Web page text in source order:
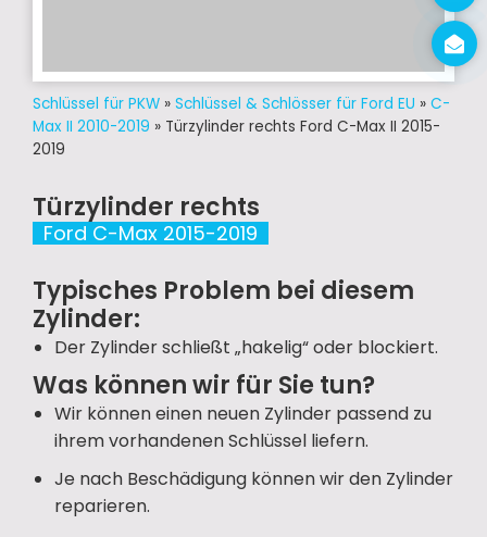
Schlüssel für PKW » Schlüssel & Schlösser für Ford EU » C-
Max II 2010-2019 » Türzylinder rechts Ford C-Max II 2015-
2019
Türzylinder rechts
Ford C-Max 2015-2019
Typisches Problem bei diesem
Zylinder:
Der Zylinder schließt „hakelig“ oder blockiert.
Was können wir für Sie tun?
Wir können einen neuen Zylinder passend zu
ihrem vorhandenen Schlüssel liefern.
Je nach Beschädigung können wir den Zylinder
reparieren.